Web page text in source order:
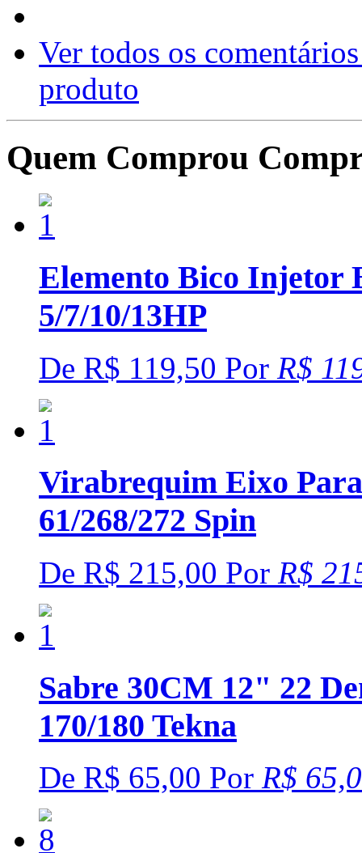
Ver todos os
produto
Quem Comprou
Elemento Bico Injetor
5/7/10/13HP
De R$ 119,50 Por R$
Virabrequim Eixo
61/268/272 Spin
De R$ 215,00 Por R$
Sabre 30CM 12" 22
170/180 Tekna
De R$ 65,00 Por R$